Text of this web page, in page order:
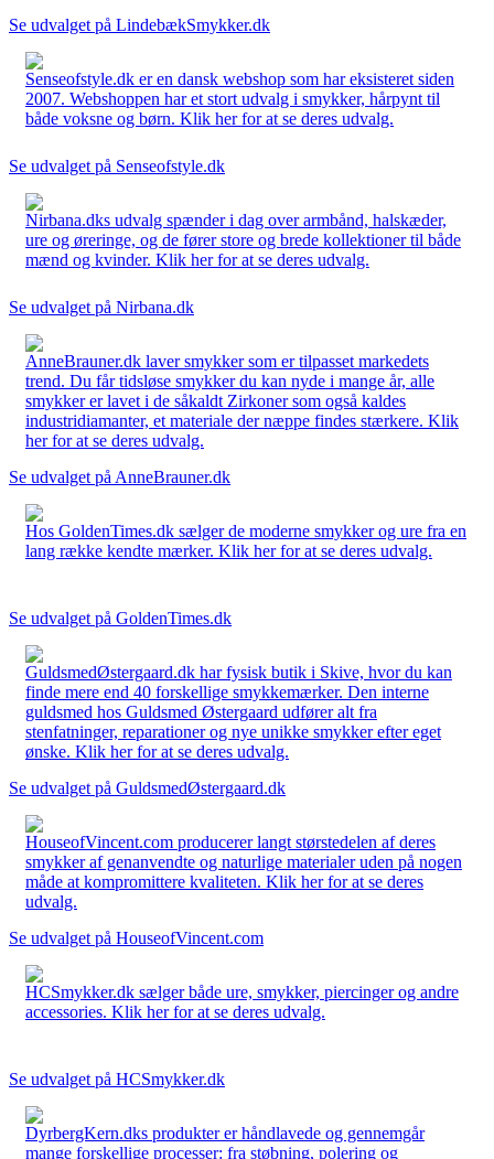
Se udvalget på LindebækSmykker.dk
Senseofstyle.dk er en dansk webshop som har eksisteret siden
2007. Webshoppen har et stort udvalg i smykker, hårpynt til
både voksne og børn. Klik her for at se deres udvalg.
Se udvalget på Senseofstyle.dk
Nirbana.dks udvalg spænder i dag over armbånd, halskæder,
ure og øreringe, og de fører store og brede kollektioner til både
mænd og kvinder. Klik her for at se deres udvalg.
Se udvalget på Nirbana.dk
AnneBrauner.dk laver smykker som er tilpasset markedets
trend. Du får tidsløse smykker du kan nyde i mange år, alle
smykker er lavet i de såkaldt Zirkoner som også kaldes
industridiamanter, et materiale der næppe findes stærkere. Klik
her for at se deres udvalg.
Se udvalget på AnneBrauner.dk
Hos GoldenTimes.dk sælger de moderne smykker og ure fra en
lang række kendte mærker. Klik her for at se deres udvalg.
Se udvalget på GoldenTimes.dk
GuldsmedØstergaard.dk har fysisk butik i Skive, hvor du kan
finde mere end 40 forskellige smykkemærker. Den interne
guldsmed hos Guldsmed Østergaard udfører alt fra
stenfatninger, reparationer og nye unikke smykker efter eget
ønske. Klik her for at se deres udvalg.
Se udvalget på GuldsmedØstergaard.dk
HouseofVincent.com producerer langt størstedelen af deres
smykker af genanvendte og naturlige materialer uden på nogen
måde at kompromittere kvaliteten. Klik her for at se deres
udvalg.
Se udvalget på HouseofVincent.com
HCSmykker.dk sælger både ure, smykker, piercinger og andre
accessories. Klik her for at se deres udvalg.
Se udvalget på HCSmykker.dk
DyrbergKern.dks produkter er håndlavede og gennemgår
mange forskellige processer: fra støbning, polering og